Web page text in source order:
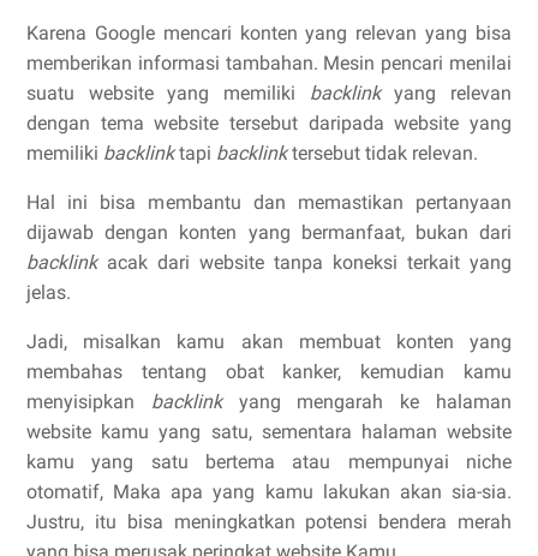
Karena Google mencari konten yang relevan yang bisa
memberikan informasi tambahan. Mesin pencari menilai
suatu website yang memiliki backlinkyang relevan
dengan tema website tersebut daripada website yang
memiliki backlinktapi backlinktersebut tidak relevan.
Hal ini bisa membantu dan memastikan pertanyaan
dijawab dengan konten yang bermanfaat, bukan dari
backlink acak dari website tanpa koneksi terkait yang
jelas.
Jadi, misalkan kamu akan membuat konten yang
membahas tentang obat kanker, kemudian kamu
menyisipkan backlinkyang mengarah ke halaman
website kamu yang satu, sementara halaman website
kamu yang satu bertema atau mempunyai niche
otomatif, Maka apa yang kamu lakukan akan sia-sia.
Justru, itu bisa meningkatkan potensi bendera merah
yang bisa merusak peringkat website Kamu.